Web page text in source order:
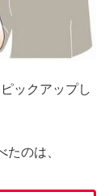
ックアップし
のは、